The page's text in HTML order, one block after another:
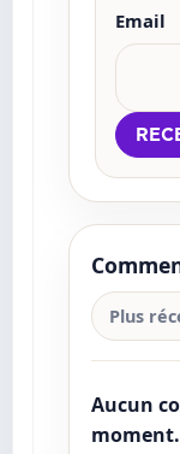
Email
Plus
Aucun
moment.